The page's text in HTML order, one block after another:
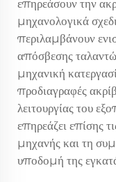
επηρεάσουν την
μηχανολογικά
περιλαμβάνουν
απόσβεσης
μηχανική
προδιαγραφές
λειτουργίας του
επηρεάζει επίσης
μηχανής και τη
υποδομή της